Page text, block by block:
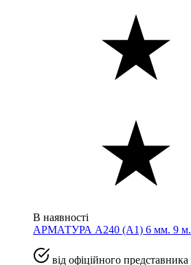
В наявності
АРМАТУРА А240 (A1) 6 мм. 9 м.
від офіційного представника